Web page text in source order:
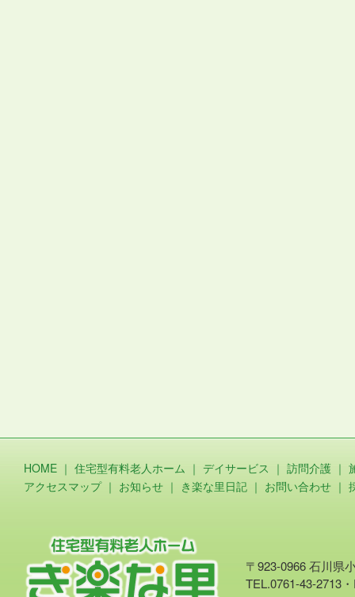
HOME ｜ 住宅型有料老人ホーム ｜ デイサービス ｜ 訪問介護 ｜
アクセスマップ｜ お知らせ ｜ き楽な里日記 ｜ お問い合わせ ｜
〒923-0966 石川県
TEL.0761-43-2713